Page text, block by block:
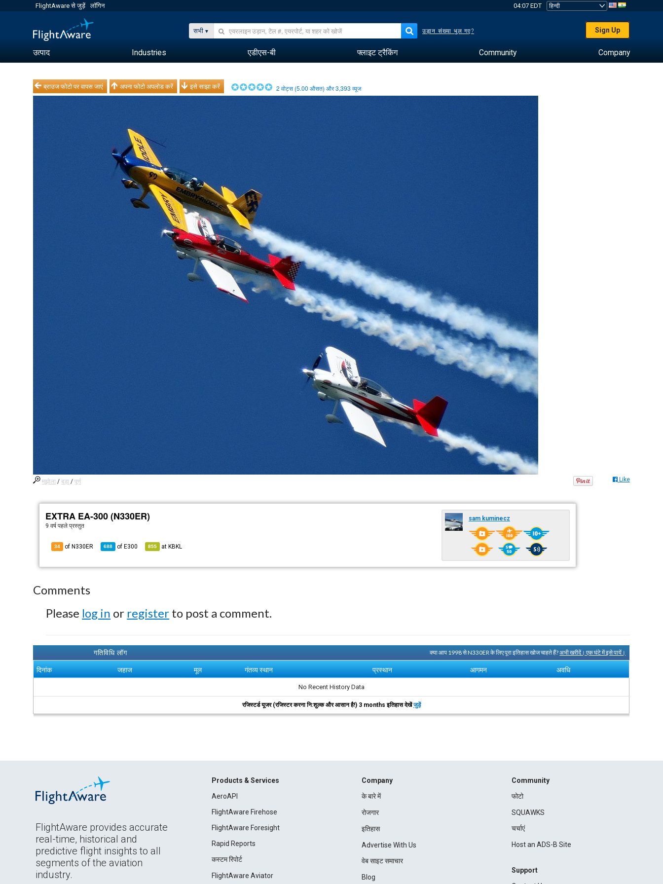
FlightAware से जुड़ें लॉगिन 04:07 EDT
सभी उड़ान संख्या भूल गए? Sign Up
उत्पाद Industries एडीएस-बी फ्लाइट ट्रैकिंग Community Company
ब्राउज फोटो पर वापस जाएं अपना फोटो अपलोड करें इसे साझा करें 2 वोट्स (5.00 औसत) और3,393 व्यूज
मझोला /बड़ा /पूर्ण Like
EXTRA EA-300 (N330ER)
9 वर्ष पहले प्रस्तुत
34 of N330ER 688 of E300 855 at KBKL
sam kuminecz
Comments
Please log in or register to post a comment.
गतिविधि लॉग क्या आप 1998 से N330ER के लिए पूरा इतिहास खोज चाहते हैं?अभी खरीदें। एक घंटे में इसे पायें।
दिनांक जहाज मूल गंतव्य स्थान प्रस्थान आगमन अवधि
No Recent History Data
रजिस्टर्ड यूजर (रजिस्टर करना नि:शुल्क और आसान है!) 3 months इतिहास देखेंजुड़ें
FlightAware provides accurate
real-time, historical and
predictive flight insights to all
segments of the aviation
industry.
Products & Services
AeroAPI
FlightAware Firehose
FlightAware Foresight
Rapid Reports
कस्टम रिपोर्ट
FlightAware Aviator
Company
के बारे में
रोजगार
इतिहास
Advertise With Us
वेब साइट समाचार
Blog
Community
फोटो
SQUAWKS
चर्चाएं
Host an ADS-B Site
Support